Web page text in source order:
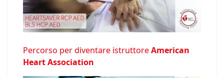
Percorso per diventare istruttoreAmerican
Heart Association